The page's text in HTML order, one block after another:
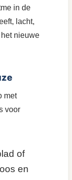
in de
lacht,
nieuwe
met
voor
of
en